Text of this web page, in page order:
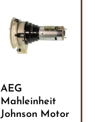
AEG
Mahleinheit
Johnson Motor